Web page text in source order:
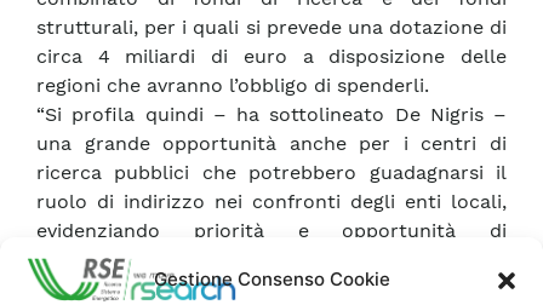
Gestione Consenso Cookie
strutturali, per i quali si prevede una dotazione di
circa 4 miliardi di euro a disposizione delle
regioni che avranno l’obbligo di spenderli.
“Si profila quindi – ha sottolineato De Nigris –
una grande opportunità anche per i centri di
ricerca pubblici che potrebbero guadagnarsi il
ruolo di indirizzo nei confronti degli enti locali,
evidenziando priorità e opportunità di
cooperazione”.
“L’Italia – ha concluso De Nigris – si trova ad un